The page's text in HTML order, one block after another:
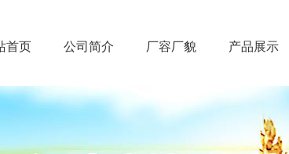
首页 公司简介 厂容厂貌 产品展示